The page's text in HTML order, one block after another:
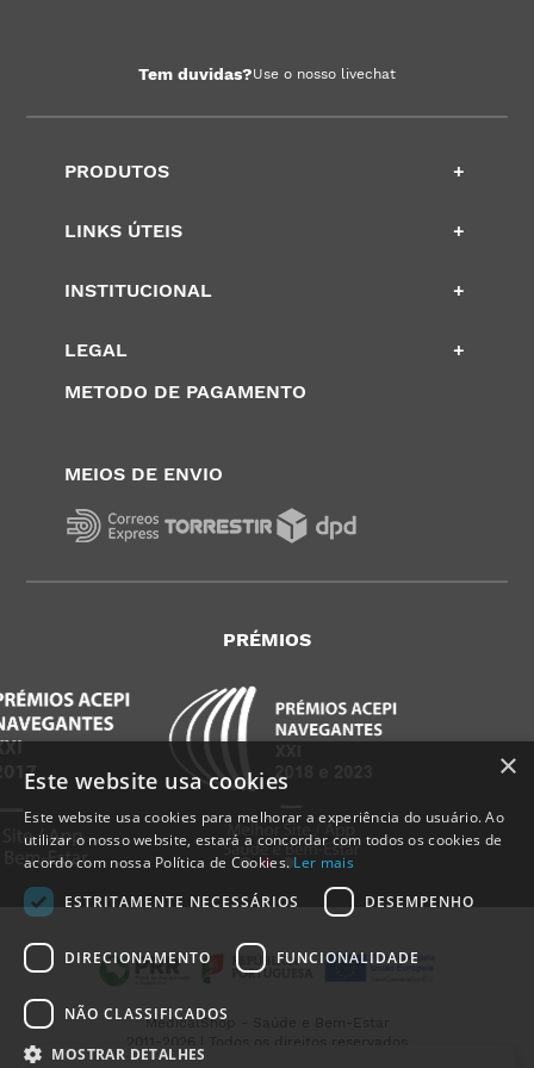
Tem duvidas?Use o nosso livechat
PRODUTOS +
LINKS ÚTEIS +
INSTITUCIONAL +
LEGAL
+
METODO DE PAGAMENTO
MEIOS DE ENVIO
PRÉMIOS
MedicalShop - Saúde e Bem-Estar
Alguém de
Parque Infante
de comprar:
Colchão Anti-Escaras de
Pressão Alternada com
×
Este website usa cookies
Este website usa cookies para melhorar a experiência do usuário. Ao
utilizar o nosso website, estará a concordar com todos os cookies de
acordo com nossa Política de Cookies. Ler mais
ESTRITAMENTE NECESSÁRIOS
DESEMPENHO
DIRECIONAMENTO FUNCIONALIDADE
NÃO CLASSIFICADOS
MOSTRAR DETALHES